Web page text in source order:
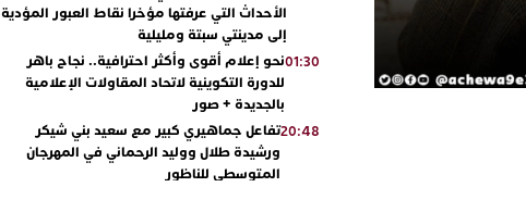
الأحداث التي عرفتها مؤخرا نقاط العبور المؤدية
إلى مدينتي سبتة ومليلية
01:30نحو إعلام أقوى وأكثر احترافية.. نجاح باهر
للدورة التكوينية لاتحاد المقاولات الإعلامية
بالجديدة + صور
20:48تفاعل جماهيري كبير مع سعيد بني شيكر
ورشيدة طلال ووليد الرحماني في المهرجان
المتوسطي للناظور